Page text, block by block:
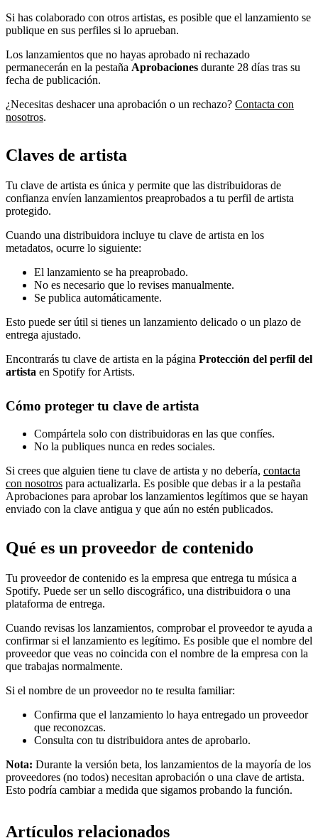
Si has colaborado con otros artistas, es posible que el lanzamiento se
publique en sus perfiles si lo aprueban.
Los lanzamientos que no hayas aprobado ni rechazado
permanecerán en la pestaña Aprobaciones durante 28 días tras su
fecha de publicación.
¿Necesitas deshacer una aprobación o un rechazo? Contacta con
nosotros.
Claves de artista
Tu clave de artista es única y permite que las distribuidoras de
confianza envíen lanzamientos preaprobados a tu perfil de artista
protegido.
Cuando una distribuidora incluye tu clave de artista en los
metadatos, ocurre lo siguiente:
El lanzamiento se ha preaprobado.
No es necesario que lo revises manualmente.
Se publica automáticamente.
Esto puede ser útil si tienes un lanzamiento delicado o un plazo de
entrega ajustado.
Encontrarás tu clave de artista en la página Protección del perfil del
artista en Spotify for Artists.
Cómo proteger tu clave de artista
Compártela solo con distribuidoras en las que confíes.
No la publiques nunca en redes sociales.
Si crees que alguien tiene tu clave de artista y no debería, contacta
con nosotros para actualizarla. Es posible que debas ir a la pestaña
Aprobaciones para aprobar los lanzamientos legítimos que se hayan
enviado con la clave antigua y que aún no estén publicados.
Qué es un proveedor de contenido
Tu proveedor de contenido es la empresa que entrega tu música a
Spotify. Puede ser un sello discográfico, una distribuidora o una
plataforma de entrega.
Cuando revisas los lanzamientos, comprobar el proveedor te ayuda a
confirmar si el lanzamiento es legítimo. Es posible que el nombre del
proveedor que veas no coincida con el nombre de la empresa con la
que trabajas normalmente.
Si el nombre de un proveedor no te resulta familiar:
Confirma que el lanzamiento lo haya entregado un proveedor
que reconozcas.
Consulta con tu distribuidora antes de aprobarlo.
Nota: Durante la versión beta, los lanzamientos de la mayoría de los
proveedores (no todos) necesitan aprobación o una clave de artista.
Esto podría cambiar a medida que sigamos probando la función.
Artículos relacionados